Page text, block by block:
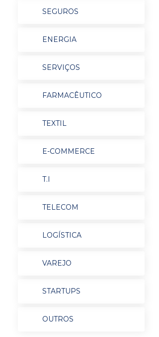
SEGUROS
ENERGIA
SERVIÇOS
FARMACÊUTICO
TEXTIL
E-COMMERCE
T.I
TELECOM
LOGÍSTICA
VAREJO
STARTUPS
OUTROS